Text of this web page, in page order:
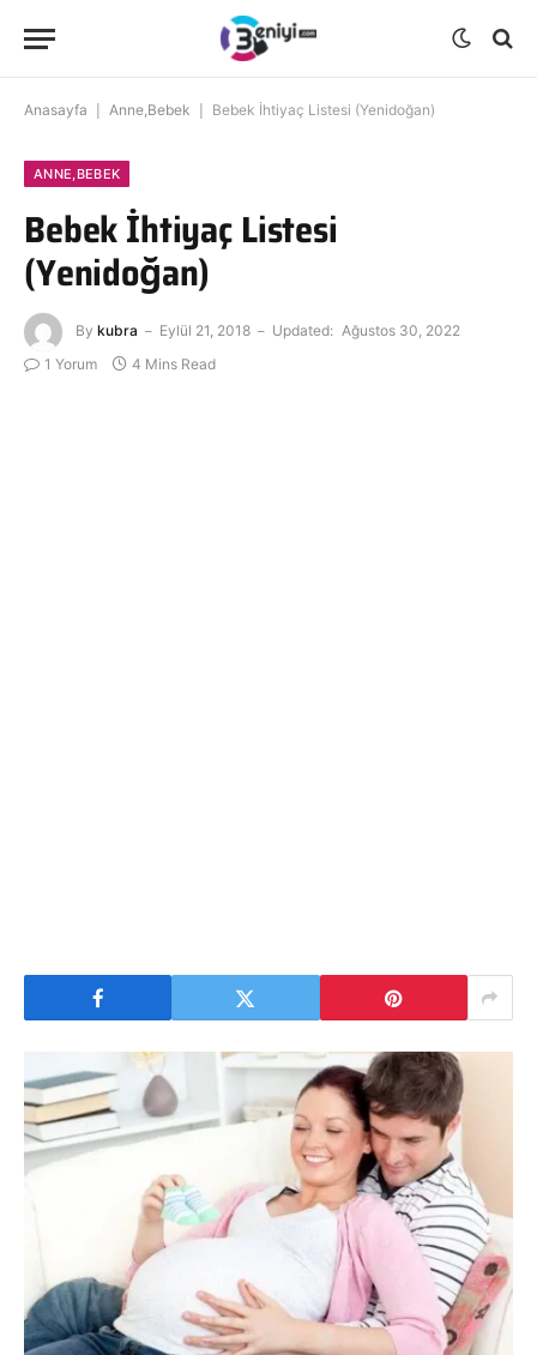
Anasayfa Anne,Bebek Bebek İhtiyaç Listesi (Yenidoğan)
ANNE,BEBEK
Bebek İhtiyaç Listesi
(Yenidoğan)
By kubra Eylül 21, 2018 Updated: Ağustos 30, 2022
1 Yorum
4 Mins Read